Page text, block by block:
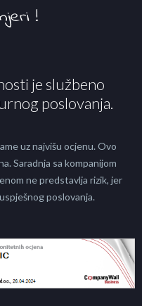
je službeno
poslovanja.
uz najvišu ocjenu. Ovo
Saradnja sa kompanijom
ne predstavlja rizik, jer
poslovanja.